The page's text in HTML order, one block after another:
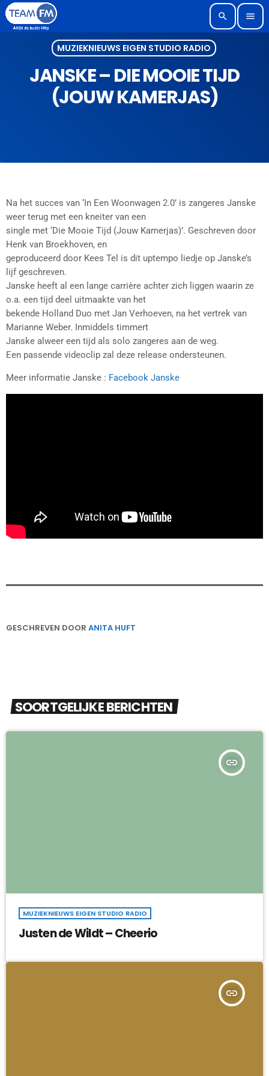
search menu
MUZIEKNIEUWS EIGEN STUDIO RADIO
JANSKE – DIE MOOIE TIJD
(JOUW KAMERJAS)
Na het succes van ‘In Een Woonwagen 2.0’ is zangeres Janske
weer terug met een kneiter van een
single met ‘Die Mooie Tijd (Jouw Kamerjas)’. Geschreven door
Henk van Broekhoven, en
geproduceerd door Kees Tel is dit uptempo liedje op Janske’s
lijf geschreven.
Janske heeft al een lange carrière achter zich liggen waarin ze
o.a. een tijd deel uitmaakte van het
bekende Holland Duo met Jan Verhoeven, na het vertrek van
Marianne Weber. Inmiddels timmert
Janske alweer een tijd als solo zangeres aan de weg.
Een passende videoclip zal deze release ondersteunen.
Meer informatie Janske : Facebook Janske
GESCHREVEN DOOR ANITA HUFT
SOORTGELIJKE BERICHTEN
insert_link
MUZIEKNIEUWS EIGEN STUDIO RADIO
Justen de Wildt – Cheerio
insert_link